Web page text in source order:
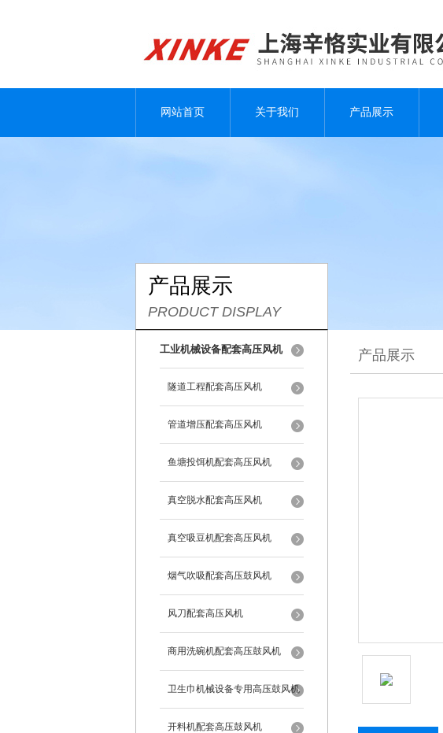
网站首页 关于我们 产品展示
产品展示
PRODUCT DISPLAY
工业机械设备配套高压风机
隧道工程配套高压风机
管道增压配套高压风机
鱼塘投饵机配套高压风机
真空脱水配套高压风机
真空吸豆机配套高压风机
烟气吹吸配套高压鼓风机
风刀配套高压风机
商用洗碗机配套高压鼓风机
卫生巾机械设备专用高压鼓风机
开料机配套高压鼓风机
产品展示